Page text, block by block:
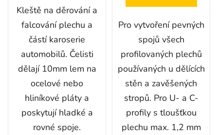
Kleště na děrování a
falcování plechu a
částí karoserie
automobilů. Čelisti
dělají 10mm lem na
ocelové nebo
hliníkové pláty a
poskytují hladké a
rovné spoje.
Pro vytvoření pevných
spojů všech
profilovaných plechů
používaných u dělících
stěn a zavěšených
stropů. Pro U- a C-
profily s tloušťkou
plechu max. 1,2 mm